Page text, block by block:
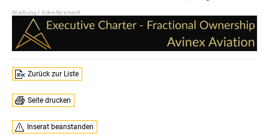
Zurück zur Liste
Seite drucken
Inserat beanstanden